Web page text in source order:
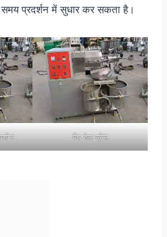
प्रदर्शन में सुधार कर सकता है।
पेंच तेल प्रेस